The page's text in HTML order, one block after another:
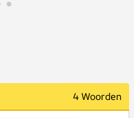
4 Woorden